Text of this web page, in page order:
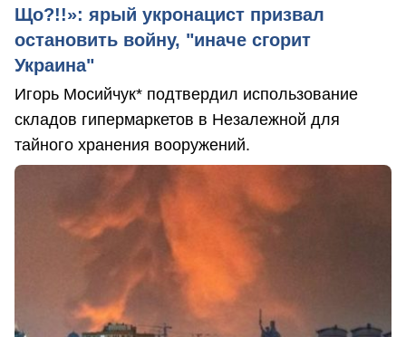
Що?!!»: ярый укронацист призвал
остановить войну, "иначе сгорит
Украина"
Игорь Мосийчук* подтвердил использование
складов гипермаркетов в Незалежной для
тайного хранения вооружений.